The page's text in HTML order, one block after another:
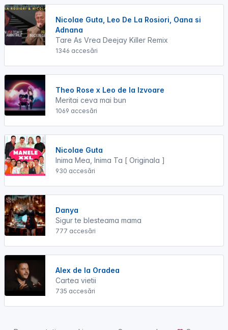
Nicolae Guta, Leo De La Rosiori, Oana si
Adnana
Tare As Vrea Deejay Killer Remix
1346 accesări
Theo Rose x Leo de la Izvoare
Meritai ceva mai bun
1069 accesări
Nicolae Guta
Inima Mea, Inima Ta [ Originala ]
930 accesări
Danya
Sigur te blesteama mama
777 accesări
Alex de la Oradea
Cartea vietii
735 accesări